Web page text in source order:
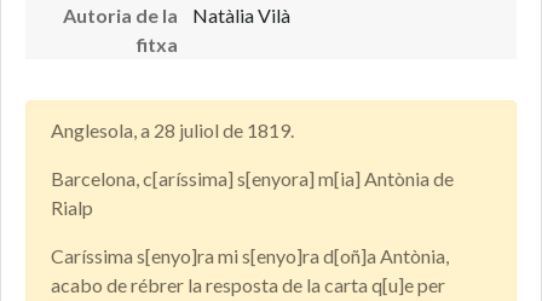
Autoria de la
fitxa
Natàlia Vilà
Anglesola, a 28 juliol de 1819.
Barcelona, c[aríssima] s[enyora] m[ia] Antònia de
Rialp
Caríssima s[enyo]ra mi s[enyo]ra d[oñ]a Antònia,
acabo de rébrer la resposta de la carta q[u]e per